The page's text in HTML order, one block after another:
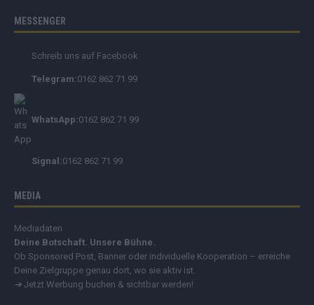
MESSENGER
Schreib uns auf Facebook
Telegram:0162 862 71 99
WhatsApp:0162 862 71 99
Signal:0162 862 71 99
MEDIA
Mediadaten
Deine Botschaft. Unsere Bühne.
Ob Sponsored Post, Banner oder individuelle Kooperation – erreiche
Deine Zielgruppe genau dort, wo sie aktiv ist.
➔ Jetzt Werbung buchen & sichtbar werden!